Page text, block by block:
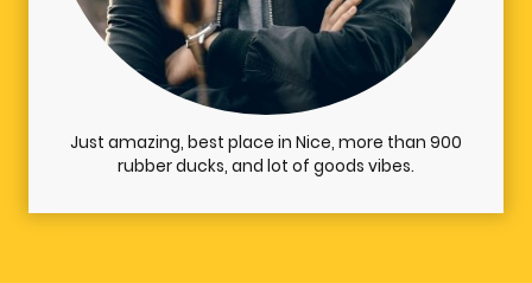
Just amazing, best place in Nice, more than 900
rubber ducks, and lot of goods vibes.